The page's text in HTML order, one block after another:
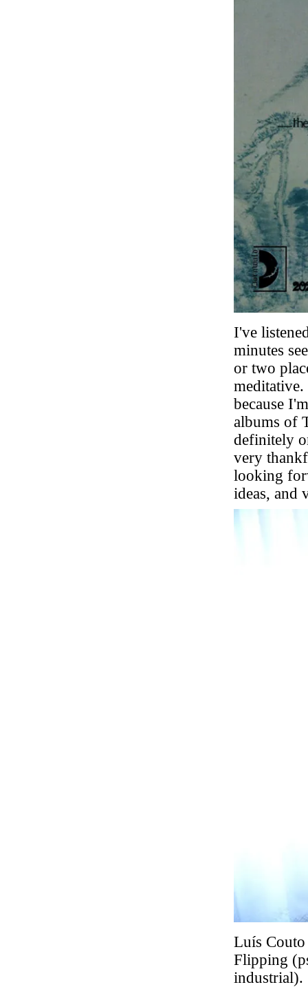
I've
minutes
or two
because
albums of
definitely
very
looking
ideas, and
Luís Couto
Flipping
industrial).